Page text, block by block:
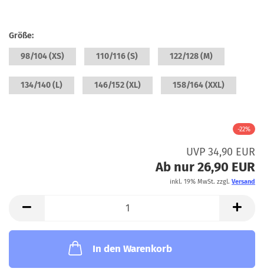
Größe:
98/104 (XS) 110/116 (S) 122/128 (M)
134/140 (L) 146/152 (XL) 158/164 (XXL)
-22%
UVP 34,90 EUR
Ab nur 26,90 EUR
inkl. 19% MwSt. zzgl. Versand
In den Warenkorb